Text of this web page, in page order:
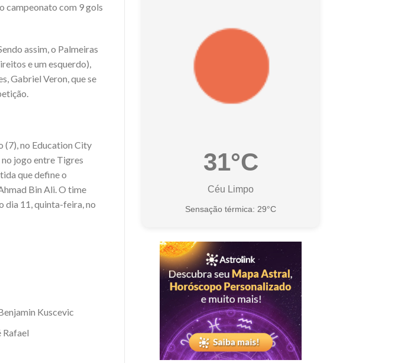
campeonato com 9 gols
assim, o Palmeiras
e um esquerdo),
Gabriel Veron, que se
(7), no Education City
jogo entre Tigres
que define o
Bin Ali. O time
dia 11, quinta-feira, no
Kuscevic
Rafael
31°C
Céu Limpo
Sensação térmica: 29°C